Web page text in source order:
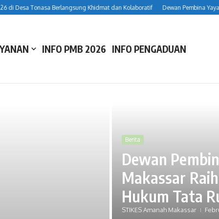
di Desa Tonasa Berlangsung Khidmat dan Kolaboratif Dewan Pembina
INFO PMB 2026 INFO PENGADUAN
Berita
Dewan
Makassar
Hukum Tata
STIKES Amanah Makassar
Berita